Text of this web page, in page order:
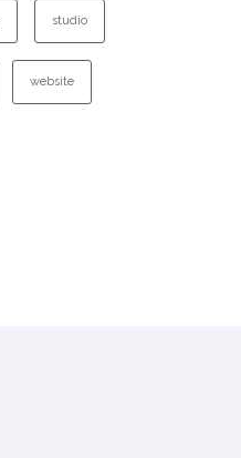
studio
website